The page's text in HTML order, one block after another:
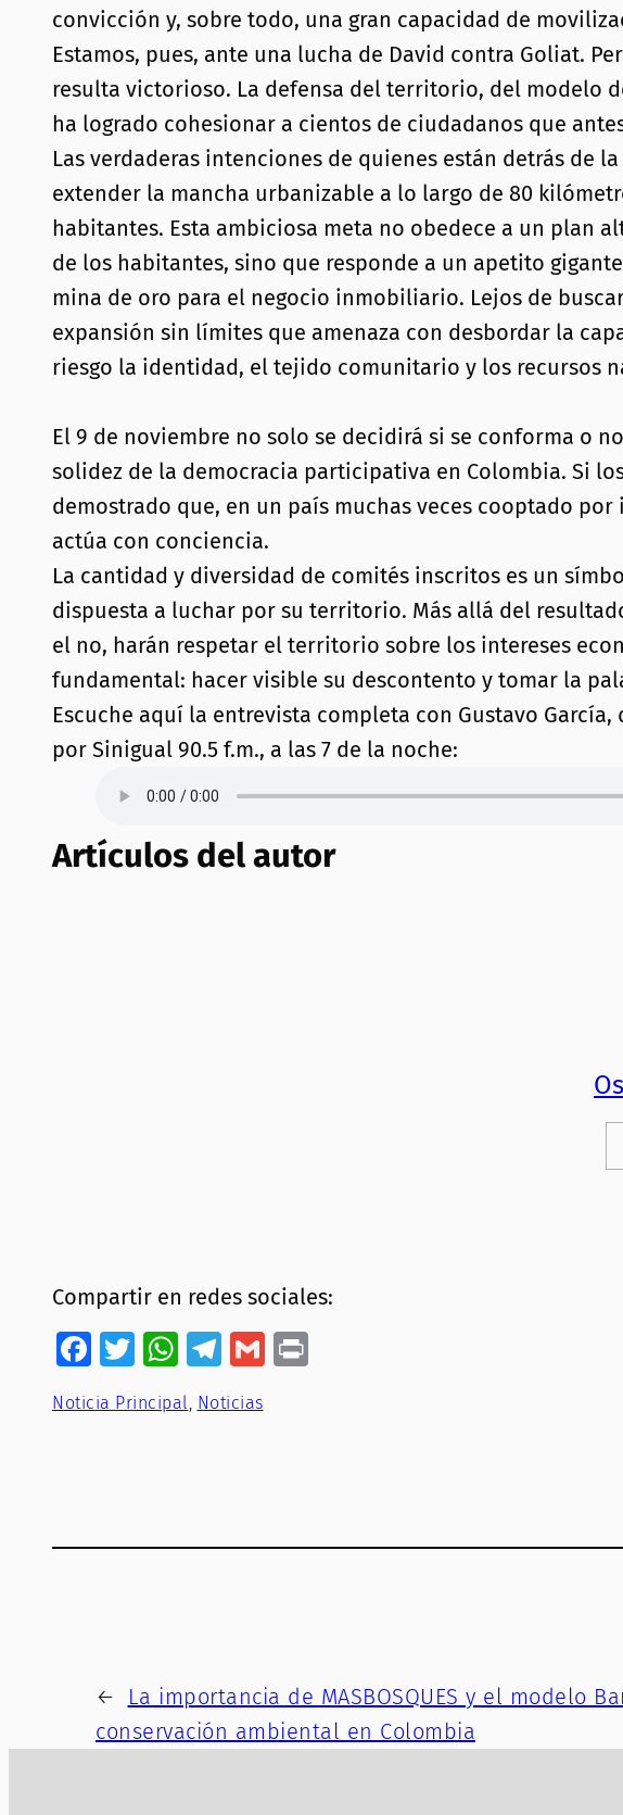
convicción y, sobre todo, una gran capacidad de
Estamos, pues, ante una lucha de David contra Goliat.
resulta victorioso. La defensa del territorio, del modelo
ha logrado cohesionar a cientos de ciudadanos que
Las verdaderas intenciones de quienes están detrás de
extender la mancha urbanizable a lo largo de 80
habitantes. Esta ambiciosa meta no obedece a un plan
de los habitantes, sino que responde a un apetito
mina de oro para el negocio inmobiliario. Lejos de
expansión sin límites que amenaza con desbordar la
riesgo la identidad, el tejido comunitario y los recursos
El 9 de noviembre no solo se decidirá si se conforma o
solidez de la democracia participativa en Colombia. Si
demostrado que, en un país muchas veces cooptado
actúa con conciencia.
La cantidad y diversidad de comités inscritos es un
dispuesta a luchar por su territorio. Más allá del
el no, harán respetar el territorio sobre los intereses
fundamental: hacer visible su descontento y tomar la
Escuche aquí la entrevista completa con Gustavo
por Sinigual 90.5 f.m., a las 7 de la noche:
Artículos del autor
Compartir en redes sociales:
Facebook
Twitter
WhatsApp
Telegram
Gmail
Noticia Principal, Noticias
←
La importancia de MASBOSQUES y el modelo
conservación ambiental en Colombia